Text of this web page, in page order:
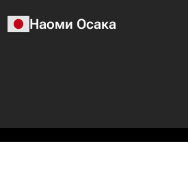
Наоми Осака